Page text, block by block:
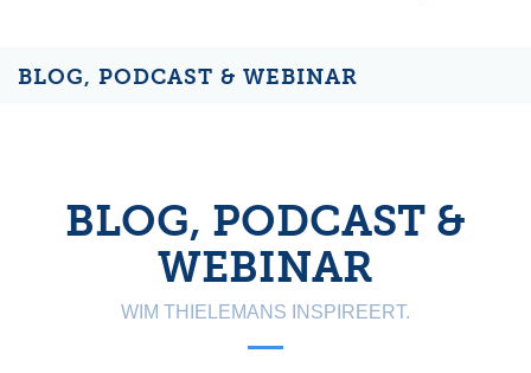
BLOG, PODCAST & WEBINAR
BLOG, PODCAST &
WEBINAR
WIM THIELEMANS INSPIREERT.